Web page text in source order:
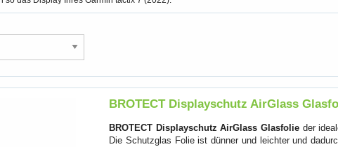
BROTECT Displayschutz AirGlass
BROTECT Displayschutz AirGlass Glasfolieder
Die Schutzglas Folie ist dünner und leichter und